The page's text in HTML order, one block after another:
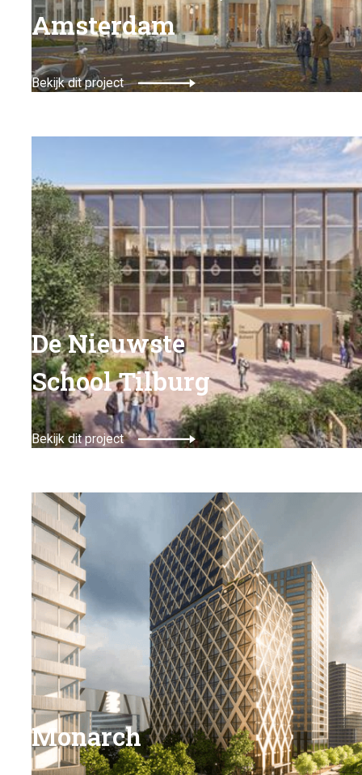
Amsterdam
Bekijk dit project
De Nieuwste
School Tilburg
Bekijk dit project
Monarch